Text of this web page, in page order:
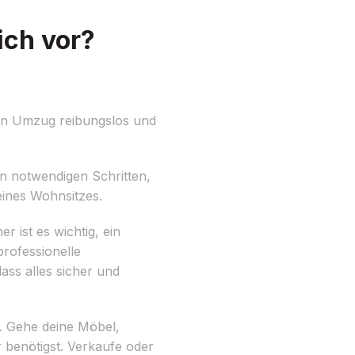
vor?
Umzug reibungslos und
notwendigen Schritten,
Wohnsitzes.
ist es wichtig, ein
alles sicher und
deine Möbel,
Verkaufe oder